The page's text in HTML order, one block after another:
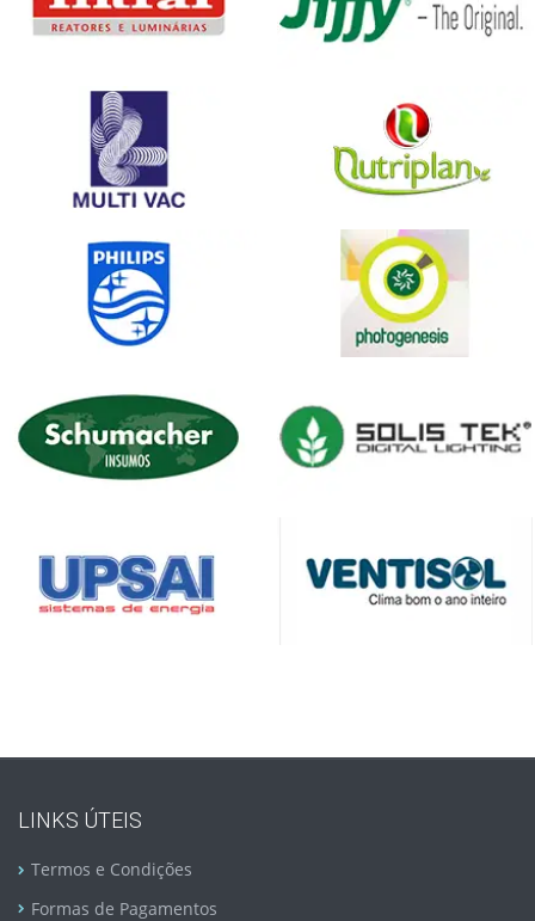
LINKS ÚTEIS
Termos e Condições
Formas de Pagamentos